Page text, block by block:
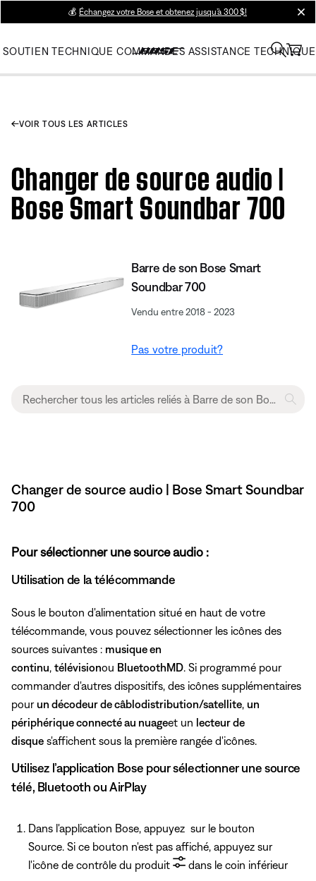
💰 Échangez votre Bose et obtenez jusqu’à 300 $!
SOUTIEN TECHNIQUE COMMANDES ASSISTANCE TECHNIQUE
VOIR TOUS LES ARTICLES
Changer de source audio |
Bose Smart Soundbar 700
Barre de son Bose Smart
Soundbar 700
Vendu entre 2018 - 2023
Pas votre produit?
Changer de source audio | Bose Smart Soundbar
700
Pour sélectionner une source audio :
Utilisation de la télécommande
Sous le bouton d'alimentation situé en haut de votre
télécommande, vous pouvez sélectionner les icônes des
sources suivantes : musique en
continu télévisionou BluetoothMD . Si programmé pour
commander d'autres dispositifs, des icônes supplémentaires
pour un décodeur de câblodistribution/satellite un
périphérique connecté au nuageet un lecteur de
disque s'affichent sous la première rangée d'icônes.
Utilisez l’application Bose pour sélectionner une source
télé, Bluetooth ou AirPlay
Dans l'application Bose, appuyez sur le bouton
Source. Si ce bouton n'est pas affiché, appuyez sur
l'icône de contrôle du produit
dans le coin inférieur